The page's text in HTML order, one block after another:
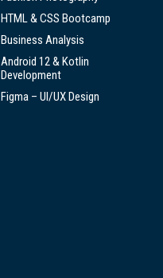
HTML & CSS Bootcamp
Business Analysis
Android 12 & Kotlin
Development
Figma – UI/UX Design